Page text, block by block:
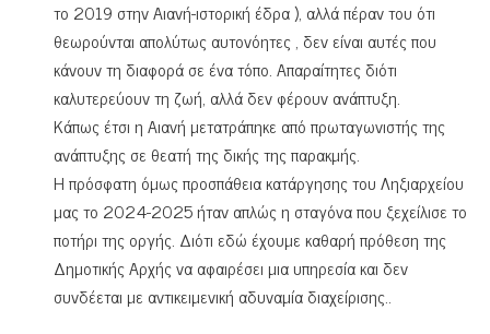
το 2019 στην Αιανή-ιστορική έδρα ), αλλά πέραν του ότι
θεωρούνται απολύτως αυτονόητες , δεν είναι αυτές που
κάνουν τη διαφορά σε ένα τόπο. Απαραίτητες διότι
καλυτερεύουν τη ζωή, αλλά δεν φέρουν ανάπτυξη.
Κάπως έτσι η Αιανή μετατράπηκε από πρωταγωνιστής της
ανάπτυξης σε θεατή της δικής της παρακμής.
Η πρόσφατη όμως προσπάθεια κατάργησης του Ληξιαρχείου
μας το 2024-2025 ήταν απλώς η σταγόνα που ξεχείλισε το
ποτήρι της οργής. Διότι εδώ έχουμε καθαρή πρόθεση της
Δημοτικής Αρχής να αφαιρέσει μια υπηρεσία και δεν
συνδέεται με αντικειμενική αδυναμία διαχείρισης..